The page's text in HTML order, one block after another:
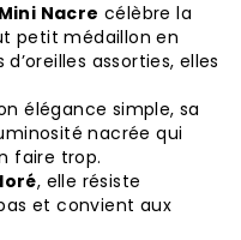
Nacre célèbre la
petit médaillon en
assorties, elles
élégance simple, sa
nacrée qui
faire trop.
, elle résiste
et convient aux